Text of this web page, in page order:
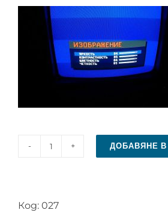
количество
управление
ДОБАВЯНЕ В
Код: 027